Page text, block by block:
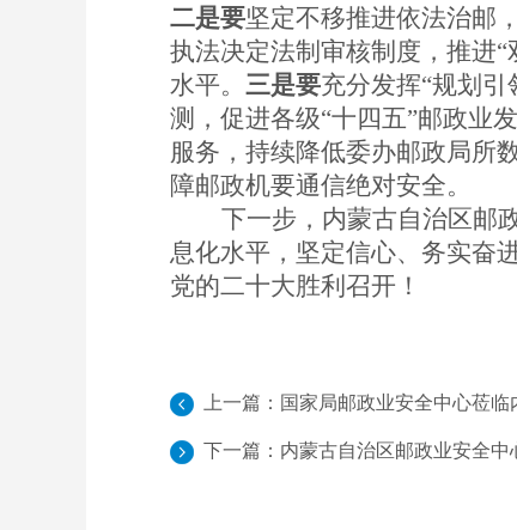
二是要坚定不移推进依法治邮
执法决定法制审核制度，推进“
水平。 三是要充分发挥“规划引
测，促进各级“十四五”邮政业
服务，持续降低委办邮政局所
障邮政机要通信绝对安全。
下一步，内蒙古自治区邮
息化水平，坚定信心、务实奋
党的二十大胜利召开！
上一篇： 国家局邮政业安全中心莅临
下一篇： 内蒙古自治区邮政业安全中